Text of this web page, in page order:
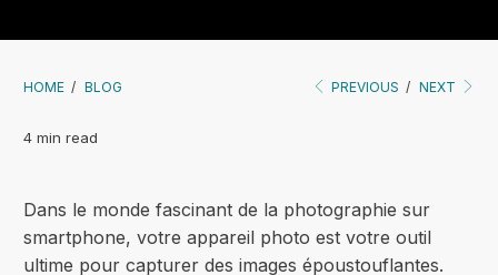
HOME / BLOG PREVIOUS / NEXT
4 min read
Dans le monde fascinant de la photographie sur
smartphone, votre appareil photo est votre outil
ultime pour capturer des images époustouflantes.